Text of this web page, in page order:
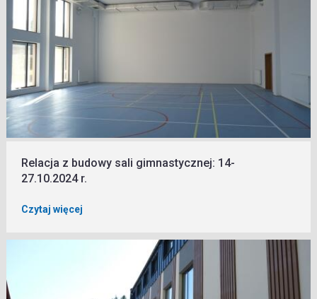
Relacja z budowy sali gimnastycznej: 14-
27.10.2024 r.
Czytaj więcej